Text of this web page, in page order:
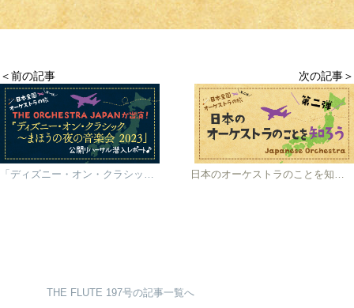
＜前の記事 次の記事＞
THE FLUTE 197号の記事一覧へ